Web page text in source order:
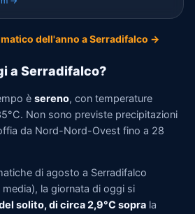
dell'anno a Serradifalco →
a Serradifalco?
è sereno, con temperature
Non sono previste precipitazioni
da Nord-Nord-Ovest fino a 28
di agosto a Serradifalco
la giornata di oggi si
solito, di circa 2,9°C sopra la